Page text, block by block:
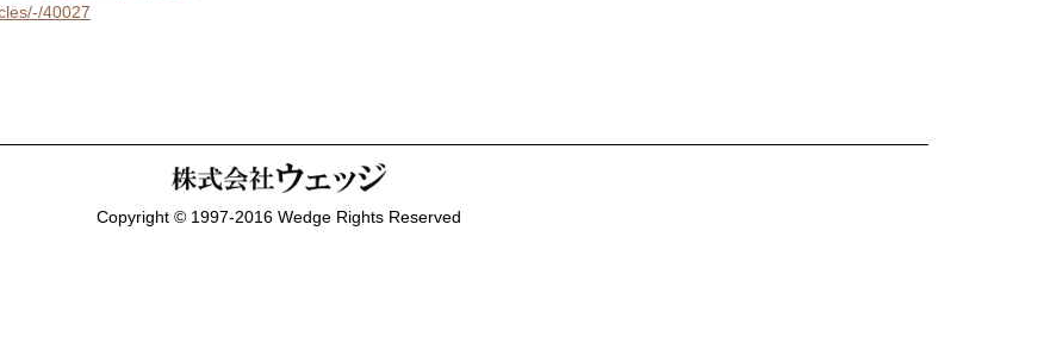
40027
Copyright © 1997-2016 Wedge Rights Reserved